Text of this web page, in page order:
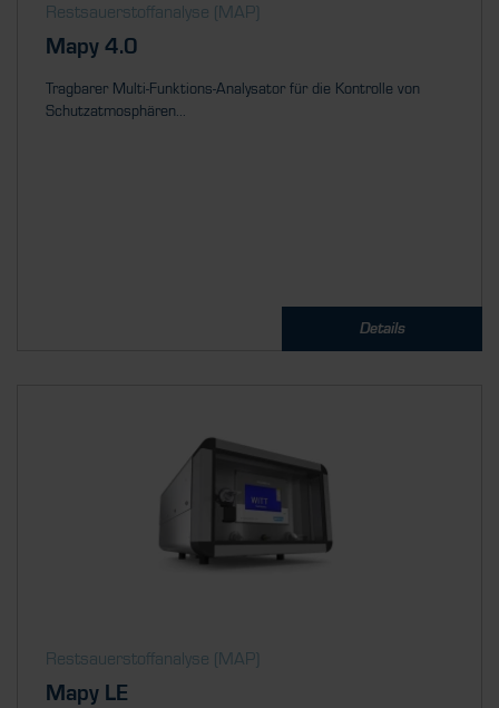
Restsauerstoff­analyse (MAP)
Mapy 4.0
Tragbarer Multi-Funktions-Analysator für die Kontrolle von
Schutzatmosphären...
Details
Restsauerstoff­analyse (MAP)
Mapy LE